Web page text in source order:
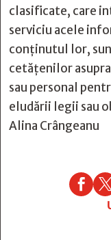
clasificate, care
serviciu acele
conținutul lor,
cetățenilor
sau personal
eludării legii sau
Alina Crângeanu
 